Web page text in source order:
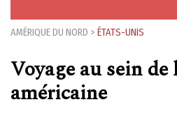
AMÉRIQUE DU NORD > ÉTATS-UNIS
Voyage au sein
américaine